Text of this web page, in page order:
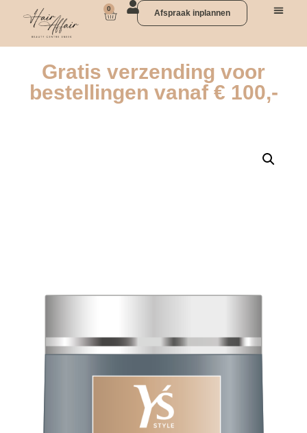
Afspraak inplannen
0
Gratis verzending voor
bestellingen vanaf € 100,-